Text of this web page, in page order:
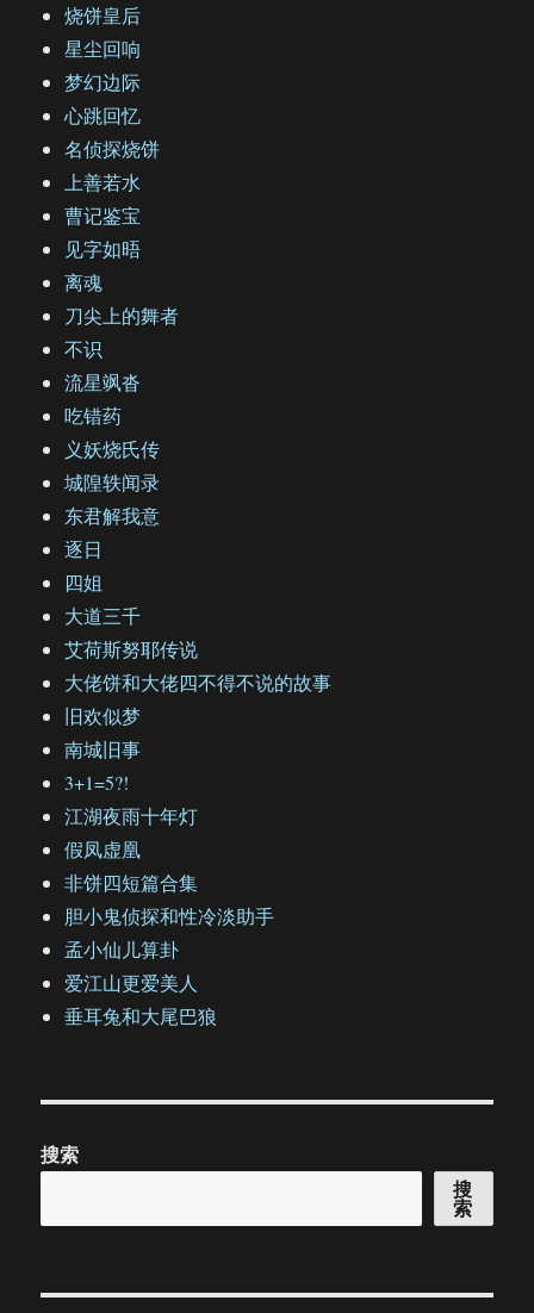
烧饼皇后
星尘回响
梦幻边际
心跳回忆
名侦探烧饼
上善若水
曹记鉴宝
见字如晤
离魂
刀尖上的舞者
不识
流星飒沓
吃错药
义妖烧氏传
城隍轶闻录
东君解我意
逐日
四姐
大道三千
艾荷斯努耶传说
大佬饼和大佬四不得不说的故事
旧欢似梦
南城旧事
3+1=5?!
江湖夜雨十年灯
假凤虚凰
非饼四短篇合集
胆小鬼侦探和性冷淡助手
孟小仙儿算卦
爱江山更爱美人
垂耳兔和大尾巴狼
搜索
搜
索